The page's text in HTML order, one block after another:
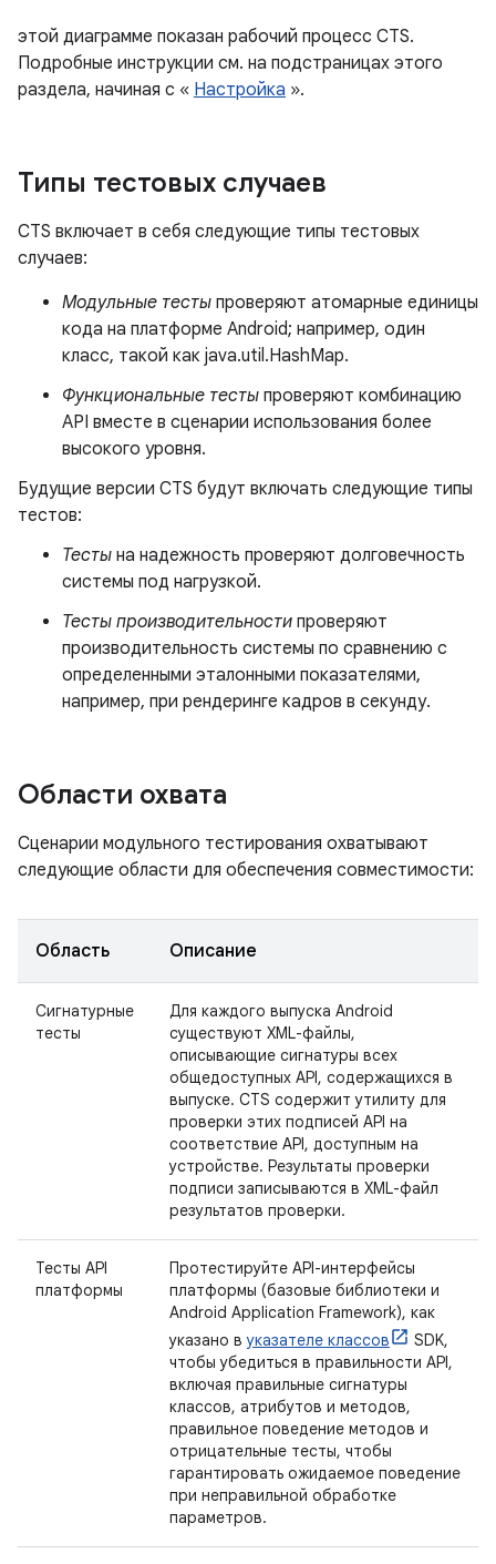
этой диаграмме показан рабочий процесс CTS.
Подробные инструкции см. на подстраницах этого
раздела, начиная с « Настройка ».
Типы тестовых случаев
CTS включает в себя следующие типы тестовых
случаев:
Модульные тесты проверяют атомарные единицы
кода на платформе Android; например, один
класс, такой как java.util.HashMap.
Функциональные тесты проверяют комбинацию
API вместе в сценарии использования более
высокого уровня.
Будущие версии CTS будут включать следующие типы
тестов:
Тесты на надежность проверяют долговечность
системы под нагрузкой.
Тесты производительности проверяют
производительность системы по сравнению с
определенными эталонными показателями,
например, при рендеринге кадров в секунду.
Области охвата
Сценарии модульного тестирования охватывают
следующие области для обеспечения совместимости:
Область Описание
Сигнатурные
тесты
Для каждого выпуска Android
существуют XML-файлы,
описывающие сигнатуры всех
общедоступных API, содержащихся в
выпуске. CTS содержит утилиту для
проверки этих подписей API на
соответствие API, доступным на
устройстве. Результаты проверки
подписи записываются в XML-файл
результатов проверки.
Тесты API
платформы
Протестируйте API-интерфейсы
платформы (базовые библиотеки и
Android Application Framework), как
указано вуказателе классов
SDK,
чтобы убедиться в правильности API,
включая правильные сигнатуры
классов, атрибутов и методов,
правильное поведение методов и
отрицательные тесты, чтобы
гарантировать ожидаемое поведение
при неправильной обработке
параметров.